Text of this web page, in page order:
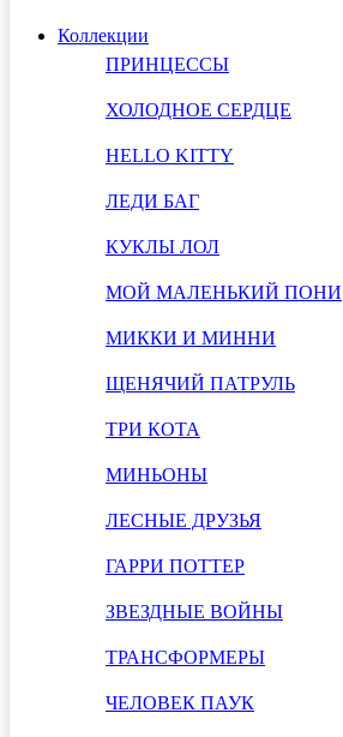
Коллекции
ПРИНЦЕССЫ
ХОЛОДНОЕ СЕРДЦЕ
HELLO KITTY
ЛЕДИ БАГ
КУКЛЫ ЛОЛ
МОЙ МАЛЕНЬКИЙ ПОНИ
МИККИ И МИННИ
ЩЕНЯЧИЙ ПАТРУЛЬ
ТРИ КОТА
МИНЬОНЫ
ЛЕСНЫЕ ДРУЗЬЯ
ГАРРИ ПОТТЕР
ЗВЕЗДНЫЕ ВОЙНЫ
ТРАНСФОРМЕРЫ
ЧЕЛОВЕК ПАУК